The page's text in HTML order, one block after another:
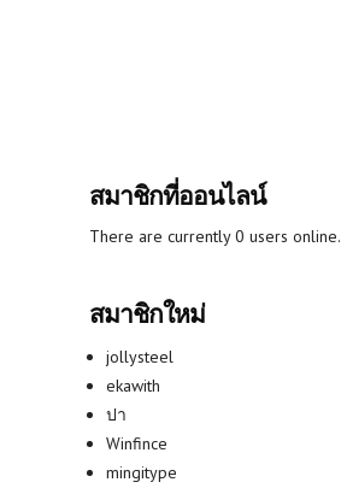
สมาชิกที่ออนไลน์
There are currently 0 users online.
สมาชิกใหม่
jollysteel
ekawith
ปา
Winfince
mingitype